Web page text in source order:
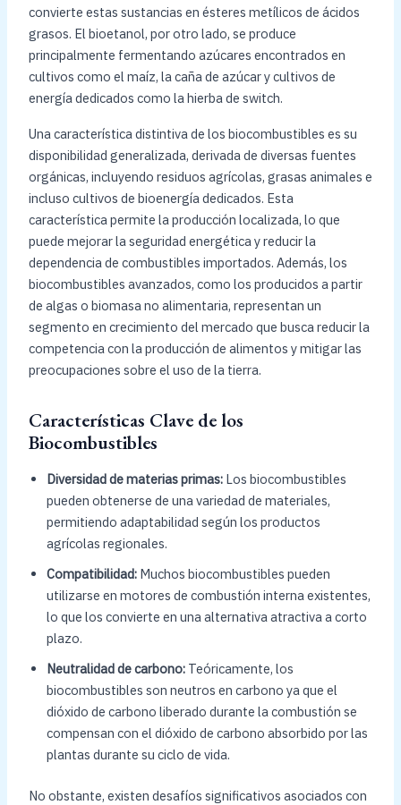
convierte estas sustancias en ésteres metílicos de ácidos
grasos. El bioetanol, por otro lado, se produce
principalmente fermentando azúcares encontrados en
cultivos como el maíz, la caña de azúcar y cultivos de
energía dedicados como la hierba de switch.
Una característica distintiva de los biocombustibles es su
disponibilidad generalizada, derivada de diversas fuentes
orgánicas, incluyendo residuos agrícolas, grasas animales e
incluso cultivos de bioenergía dedicados. Esta
característica permite la producción localizada, lo que
puede mejorar la seguridad energética y reducir la
dependencia de combustibles importados. Además, los
biocombustibles avanzados, como los producidos a partir
de algas o biomasa no alimentaria, representan un
segmento en crecimiento del mercado que busca reducir la
competencia con la producción de alimentos y mitigar las
preocupaciones sobre el uso de la tierra.
Características Clave de los
Biocombustibles
Diversidad de materias primas:Los biocombustibles
pueden obtenerse de una variedad de materiales,
permitiendo adaptabilidad según los productos
agrícolas regionales.
Compatibilidad:Muchos biocombustibles pueden
utilizarse en motores de combustión interna existentes,
lo que los convierte en una alternativa atractiva a corto
plazo.
Neutralidad de carbono:Teóricamente, los
biocombustibles son neutros en carbono ya que el
dióxido de carbono liberado durante la combustión se
compensan con el dióxido de carbono absorbido por las
plantas durante su ciclo de vida.
No obstante, existen desafíos significativos asociados con